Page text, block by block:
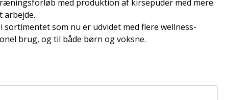
med produktion af kirsepuder med mere
arbejde.
som nu er udvidet med flere wellness-
brug, og til både børn og voksne.